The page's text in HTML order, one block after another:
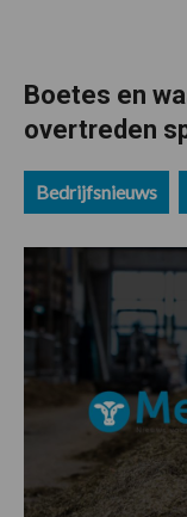
Boetes en
overtreden
Bedrijfsnieuws